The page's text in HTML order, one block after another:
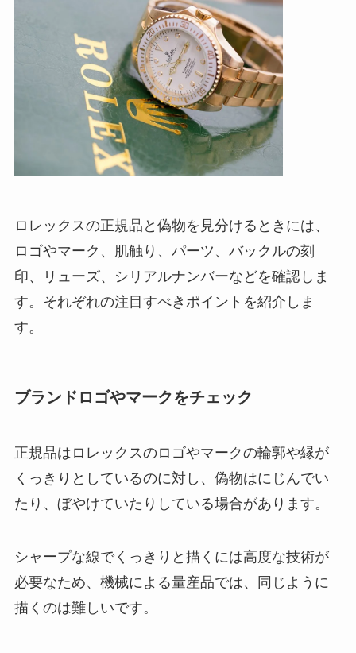
ロレックスの正規品と偽物を見分けるときには、
ロゴやマーク、肌触り、パーツ、バックルの刻
印、リューズ、シリアルナンバーなどを確認しま
す。それぞれの注目すべきポイントを紹介しま
す。
ブランドロゴやマークをチェック
正規品はロレックスのロゴやマークの輪郭や縁が
くっきりとしているのに対し、偽物はにじんでい
たり、ぼやけていたりしている場合があります。
シャープな線でくっきりと描くには高度な技術が
必要なため、機械による量産品では、同じように
描くのは難しいです。